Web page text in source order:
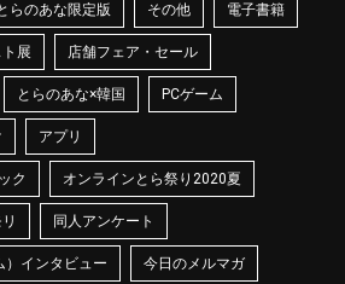
らのあな限定版 その他 電子書籍
展 店舗フェア・セール
とらのあな×韓国 PCゲーム
アプリ
ク オンラインとら祭り2020夏
同人アンケート
）インタビュー 今日のメルマガ